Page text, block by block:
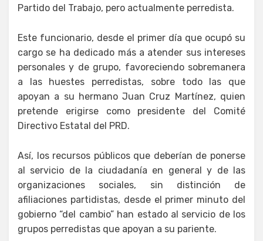
Partido del Trabajo, pero actualmente perredista.
Este funcionario, desde el primer día que ocupó su
cargo se ha dedicado más a atender sus intereses
personales y de grupo, favoreciendo sobremanera
a las huestes perredistas, sobre todo las que
apoyan a su hermano Juan Cruz Martínez, quien
pretende erigirse como presidente del Comité
Directivo Estatal del PRD.
Así, los recursos públicos que deberían de ponerse
al servicio de la ciudadanía en general y de las
organizaciones sociales, sin distinción de
afiliaciones partidistas, desde el primer minuto del
gobierno “del cambio” han estado al servicio de los
grupos perredistas que apoyan a su pariente.